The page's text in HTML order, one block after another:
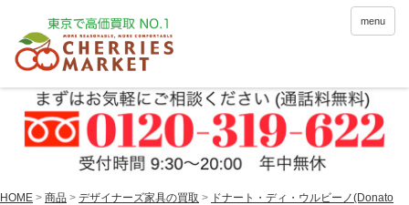
menu
HOME > 商品 > デザイナーズ家具の買取 > ドナート・ディ・ウルビーノ(Donato